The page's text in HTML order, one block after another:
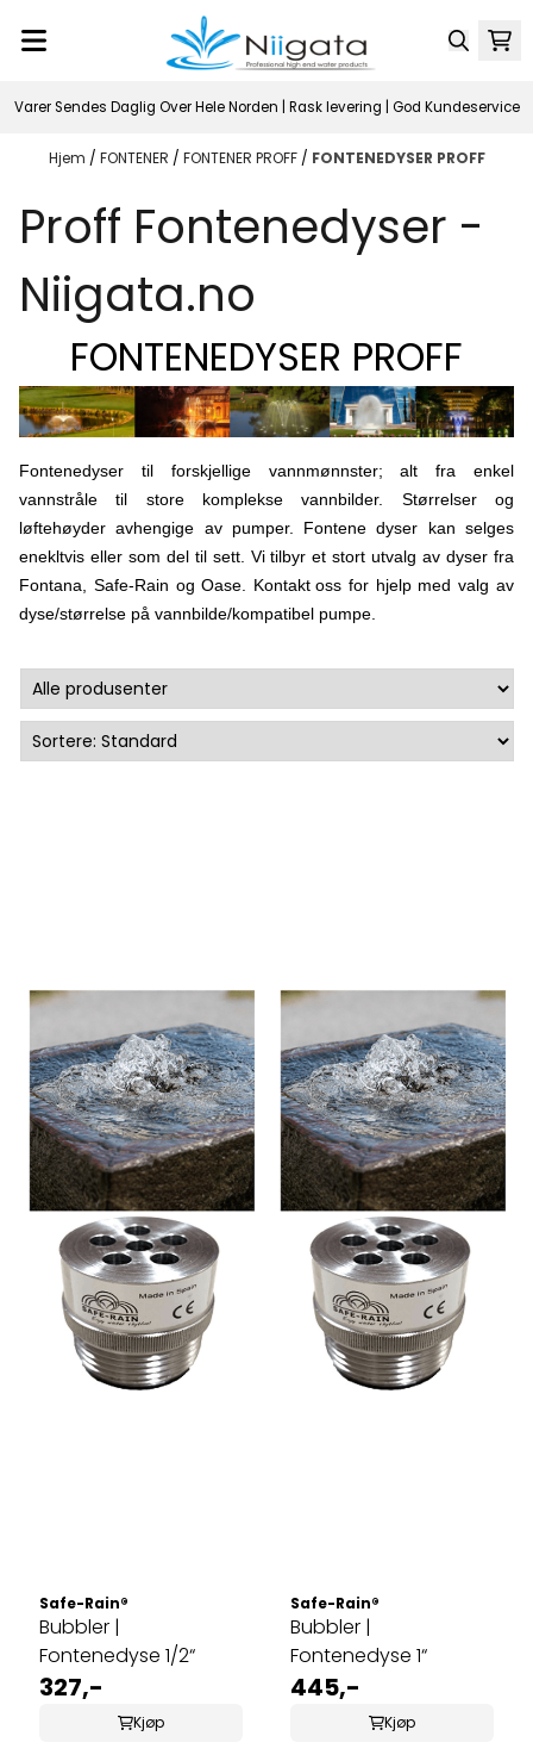
Varer Sendes Daglig Over Hele Norden | Rask levering | God Kundeservice
Hjem / FONTENER / FONTENER PROFF / FONTENEDYSER PROFF
Proff Fontenedyser -
Niigata.no
FONTENEDYSER PROFF
Fontenedyser til forskjellige vannmønnster; alt fra enkel
vannstråle til store komplekse vannbilder. Størrelser og
løftehøyder avhengige av pumper. Fontene dyser kan selges
enekltvis eller som del til sett. Vi tilbyr et stort utvalg av dyser fra
Fontana, Safe-Rain og Oase. Kontakt oss for hjelp med valg av
dyse/størrelse på vannbilde/kompatibel pumpe.
Safe-Rain®
Bubbler |
Fontenedyse 1/2“
327,-
Kjøp
Safe-Rain®
Bubbler |
Fontenedyse 1“
445,-
Kjøp